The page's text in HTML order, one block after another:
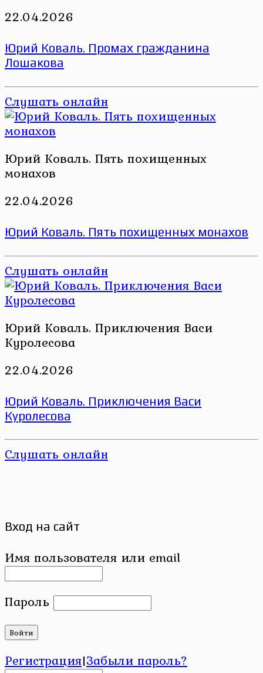
22.04.2026
Юрий Коваль. Промах гражданина
Лошакова
Слушать онлайн
Юрий Коваль. Пять похищенных
монахов
22.04.2026
Юрий Коваль. Пять похищенных монахов
Слушать онлайн
Юрий Коваль. Приключения Васи
Куролесова
22.04.2026
Юрий Коваль. Приключения Васи
Куролесова
Слушать онлайн
Вход на сайт
Имя пользователя или email
Пароль
Регистрация|Забыли пароль?